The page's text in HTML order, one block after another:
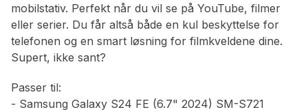
mobilstativ. Perfekt når du vil se på YouTube, filmer
eller serier. Du får altså både en kul beskyttelse for
telefonen og en smart løsning for filmkveldene dine.
Supert, ikke sant?
Passer til:
- Samsung Galaxy S24 FE (6.7" 2024) SM-S721